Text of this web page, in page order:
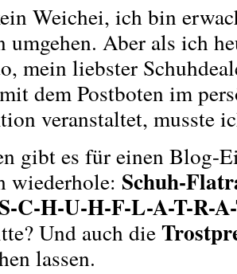
Weichei, ich bin
umgehen. Aber als ich
mein liebster
dem Postboten im
veranstaltet, musste
gibt es für einen Blog-
wiederhole: Schuh-
S-C-H-U-H-F-L-A-T-R-
Und auch die
lassen.